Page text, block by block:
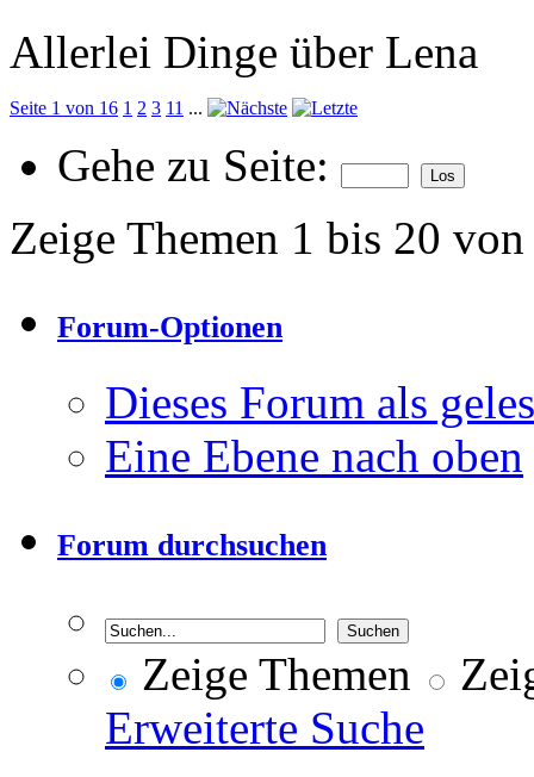
Allerlei Dinge über Lena
Seite 1 von 16 1 2 3 11 ...
Gehe zu Seite:
Zeige Themen 1 bis 20
Forum-Optionen
Dieses Forum als
Eine Ebene nach oben
Forum durchsuchen
Zeige Themen
Erweiterte Suche